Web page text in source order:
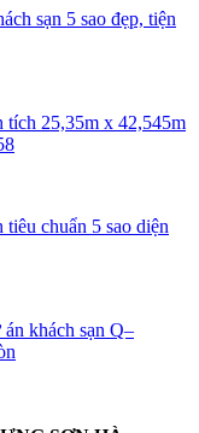
sạn 5 sao đẹp, tiện
tích 25,35m x 42,545m
chuẩn 5 sao diện
khách sạn Q–